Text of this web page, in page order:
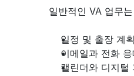
일반적인 VA 업무
일정 및 출장 계
이메일과 전화
캘린더와 디지털